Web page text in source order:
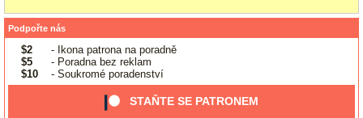
Podpořte nás
$2
- Ikona patrona na poradně
$5
- Poradna bez reklam
$10
- Soukromé poradenství
STAŇTE SE PATRONEM